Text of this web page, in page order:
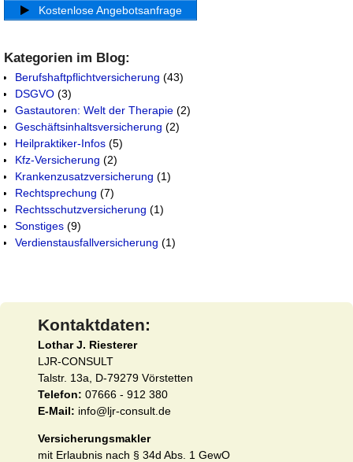
Kostenlose Angebotsanfrage
Kategorien im Blog:
Berufshaftpflichtversicherung (43)
DSGVO (3)
Gastautoren: Welt der Therapie (2)
Geschäftsinhaltsversicherung (2)
Heilpraktiker-Infos (5)
Kfz-Versicherung (2)
Krankenzusatzversicherung (1)
Rechtsprechung (7)
Rechtsschutzversicherung (1)
Sonstiges (9)
Verdienstausfallversicherung (1)
Kontaktdaten:
Lothar J. Riesterer
LJR-CONSULT
Talstr. 13a, D-79279 Vörstetten
Telefon: 07666 - 912 380
E-Mail: info@ljr-consult.de
Versicherungsmakler
mit Erlaubnis nach § 34d Abs. 1 GewO